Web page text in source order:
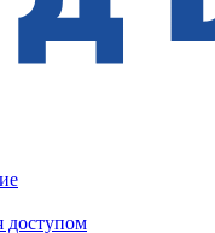
доступом